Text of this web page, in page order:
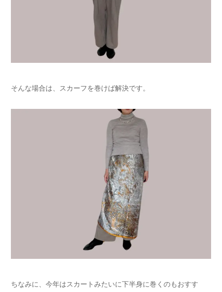
そんな場合は、スカーフを巻けば解決です。
ちなみに、今年はスカートみたいに下半身に巻くのもおすす